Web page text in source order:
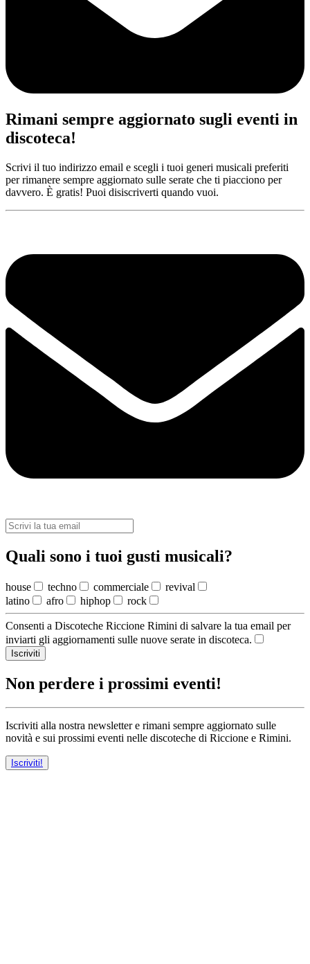
Rimani sempre aggiornato sugli eventi in
discoteca!
Scrivi il tuo indirizzo email e scegli i tuoi generi musicali preferiti
per rimanere sempre aggiornato sulle serate che ti piacciono per
davvero. È gratis! Puoi disiscriverti quando vuoi.
Quali sono i tuoi gusti musicali?
house techno commerciale
revival
latino
afro hiphop rock
Consenti a Discoteche Riccione Rimini di salvare la tua email per
inviarti gli aggiornamenti sulle nuove serate in discoteca.
Iscriviti
Non perdere i prossimi eventi!
Iscriviti alla nostra newsletter e rimani sempre aggiornato sulle
novità e sui prossimi eventi nelle discoteche di Riccione e Rimini.
Iscriviti!